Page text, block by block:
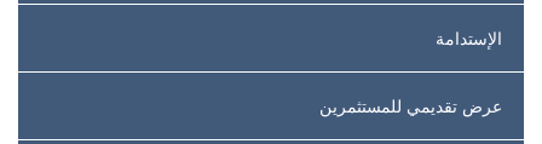
الإستدامة
عرض تقديمي للمستثمرين